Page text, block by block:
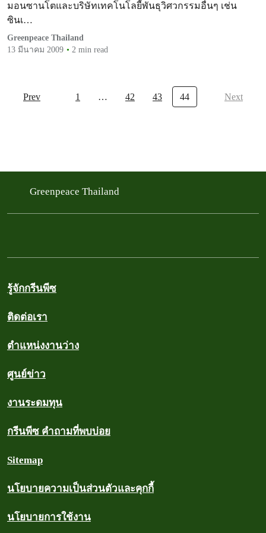
มอนซานโตและบริษัทเทคโนโลยีัพันธุวิศวกรรมอื่นๆ เช่น
ซินเ…
Greenpeace Thailand
13 มีนาคม 2009
2 min read
Prev 1 … 42 43 44 Next
Greenpeace Thailand
รู้จักกรีนพีซ
ติดต่อเรา
ตำแหน่งงานว่าง
ศูนย์ข่าว
งานระดมทุน
กรีนพีซ คำถามที่พบบ่อย
Sitemap
นโยบายความเป็นส่วนตัวและคุกกี้
นโยบายการใช้งาน